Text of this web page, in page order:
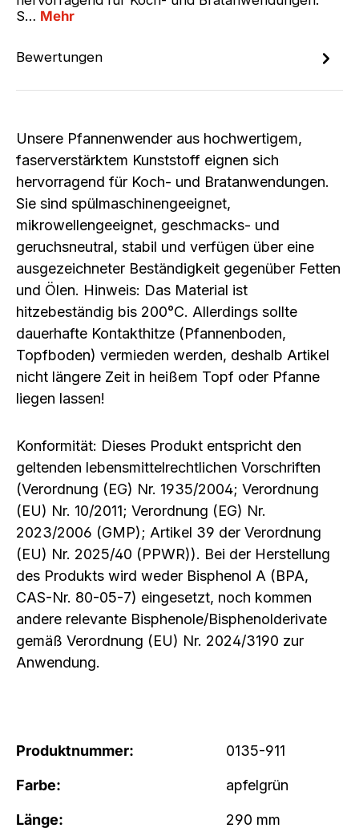
S… Mehr
Bewertungen
Unsere Pfannenwender aus hochwertigem,
faserverstärktem Kunststoff eignen sich
hervorragend für Koch- und Bratanwendungen.
Sie sind spülmaschinengeeignet,
mikrowellengeeignet, geschmacks- und
geruchsneutral, stabil und verfügen über eine
ausgezeichneter Beständigkeit gegenüber Fetten
und Ölen. Hinweis: Das Material ist
hitzebeständig bis 200°C. Allerdings sollte
dauerhafte Kontakthitze (Pfannenboden,
Topfboden) vermieden werden, deshalb Artikel
nicht längere Zeit in heißem Topf oder Pfanne
liegen lassen!
Konformität: Dieses Produkt entspricht den
geltenden lebensmittelrechtlichen Vorschriften
(Verordnung (EG) Nr. 1935/2004; Verordnung
(EU) Nr. 10/2011; Verordnung (EG) Nr.
2023/2006 (GMP); Artikel 39 der Verordnung
(EU) Nr. 2025/40 (PPWR)). Bei der Herstellung
des Produkts wird weder Bisphenol A (BPA,
CAS-Nr. 80-05-7) eingesetzt, noch kommen
andere relevante Bisphenole/Bisphenolderivate
gemäß Verordnung (EU) Nr. 2024/3190 zur
Anwendung.
Produktnummer: 0135-911
Farbe: apfelgrün
Länge: 290 mm